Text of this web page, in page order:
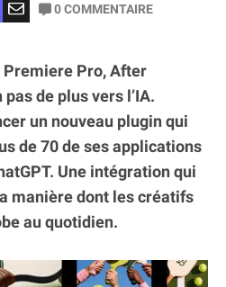
0COMMENTAIRE
Pro, After
de plus vers l’IA.
un nouveau plugin qui
de 70 de ses applications
Une intégration qui
manière dont les créatifs
au quotidien.